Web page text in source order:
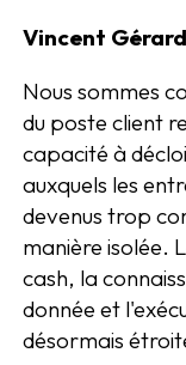
Vincent
Nous sommes
du poste client
capacité à
auxquels les
devenus trop
manière isolée.
cash, la
donnée et
désormais